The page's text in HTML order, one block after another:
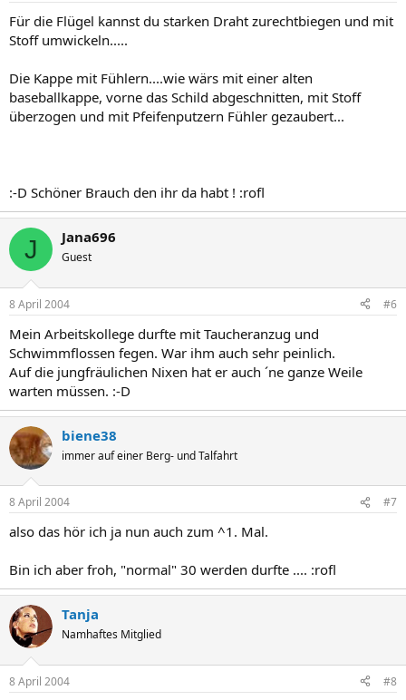
Für die Flügel kannst du starken Draht zurechtbiegen und mit
Stoff umwickeln.....
Die Kappe mit Fühlern....wie wärs mit einer alten
baseballkappe, vorne das Schild abgeschnitten, mit Stoff
überzogen und mit Pfeifenputzern Fühler gezaubert...
:-D Schöner Brauch den ihr da habt ! :rofl
J Jana696
Guest
8 April 2004 #6
Mein Arbeitskollege durfte mit Taucheranzug und
Schwimmflossen fegen. War ihm auch sehr peinlich.
Auf die jungfräulichen Nixen hat er auch ´ne ganze Weile
warten müssen. :-D
biene38
immer auf einer Berg- und Talfahrt
8 April 2004 #7
also das hör ich ja nun auch zum ^1. Mal.
Bin ich aber froh, "normal" 30 werden durfte .... :rofl
Tanja
Namhaftes Mitglied
8 April 2004 #8